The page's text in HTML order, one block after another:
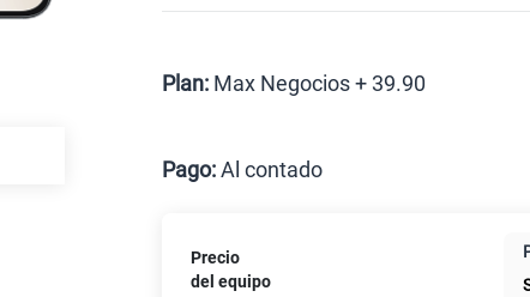
Plan: Max Negocios + 39.90
Paga solo
Pago: Al contado
Precio
del equipo